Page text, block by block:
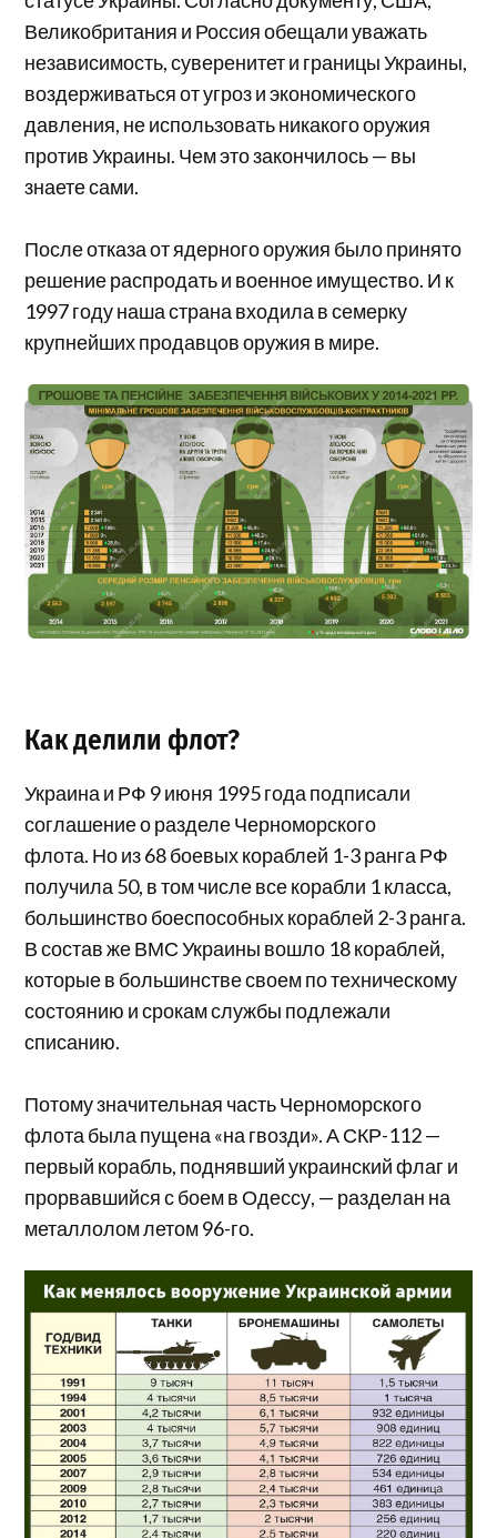
Великобритания и Россия обещали уважать
независимость, суверенитет и границы Украины,
воздерживаться от угроз и экономического
давления, не использовать никакого оружия
против Украины. Чем это закончилось — вы
знаете сами.
После отказа от ядерного оружия было принято
решение распродать и военное имущество. И к
1997 году наша страна входила в семерку
крупнейших продавцов оружия в мире.
Как делили флот?
Украина и РФ 9 июня 1995 года подписали
соглашение о разделе Черноморского
флота. Но из 68 боевых кораблей 1-3 ранга РФ
получила 50, в том числе все корабли 1 класса,
большинство боеспособных кораблей 2-3 ранга.
В состав же ВМС Украины вошло 18 кораблей,
которые в большинстве своем по техническому
состоянию и срокам службы подлежали
списанию.
Потому значительная часть Черноморского
флота была пущена «на гвозди». А СКР-112 —
первый корабль, поднявший украинский флаг и
прорвавшийся с боем в Одессу, — разделан на
металлолом летом 96-го.